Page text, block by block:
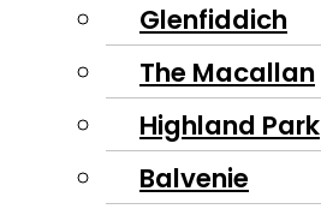
Glenfiddich
The Macallan
Highland Park
Balvenie